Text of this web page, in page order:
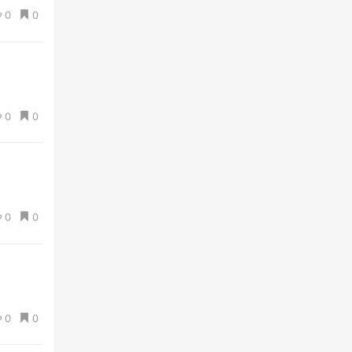
0
0
0
0
0
0
0
0